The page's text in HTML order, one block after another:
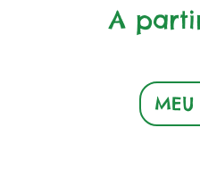
A
Preço
MEU